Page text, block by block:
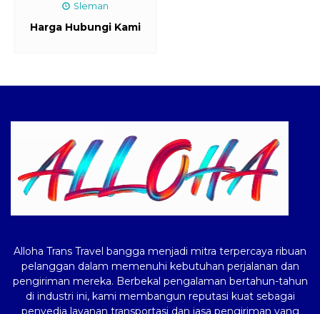
Sleman
Harga Hubungi Kami
Alloha Trans Travel bangga menjadi mitra terpercaya ribuan
pelanggan dalam memenuhi kebutuhan perjalanan dan
pengiriman mereka. Berbekal pengalaman bertahun-tahun
di industri ini, kami membangun reputasi kuat sebagai
penyedia layanan transportasi dan jasa pengiriman yang